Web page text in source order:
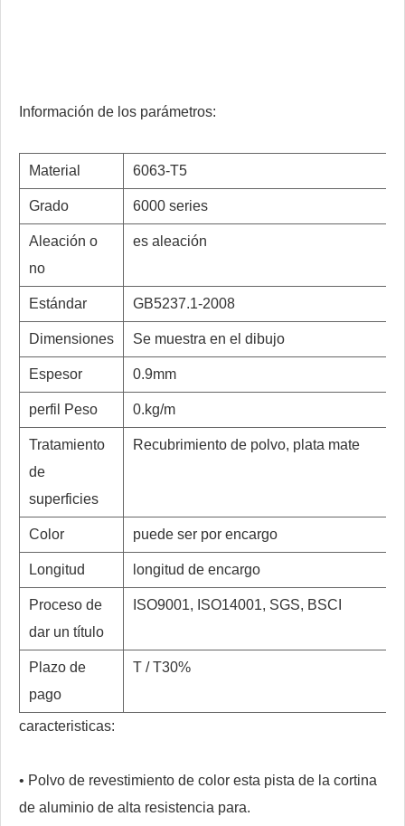
Información de los parámetros:
Material 6063-T5
Grado 6000 series
Aleación o
no
es aleación
Estándar GB5237.1-2008
Dimensiones Se muestra en el dibujo
Espesor 0.9mm
perfil Peso 0.kg/m
Tratamiento
de
superficies
Recubrimiento de polvo, plata mate
Color puede ser por encargo
Longitud longitud de encargo
Proceso de
dar un título
ISO9001, ISO14001, SGS, BSCI
Plazo de
pago
T / T30%
caracteristicas:
• Polvo de revestimiento de color esta pista de la cortina
de aluminio de alta resistencia para.